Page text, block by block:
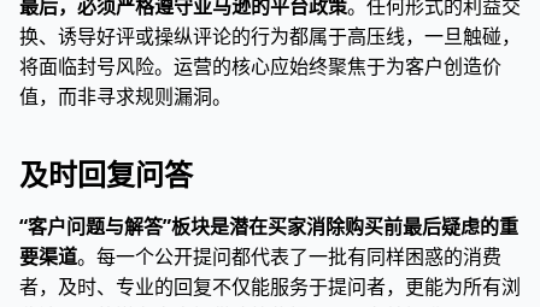
最后，必须严格遵守亚马逊的平台政策。任何形式的利益交
换、诱导好评或操纵评论的行为都属于高压线，一旦触碰，
将面临封号风险。运营的核心应始终聚焦于为客户创造价
值，而非寻求规则漏洞。
及时回复问答
“客户问题与解答”板块是潜在买家消除购买前最后疑虑的重
要渠道。每一个公开提问都代表了一批有同样困惑的消费
者，及时、专业的回复不仅能服务于提问者，更能为所有浏